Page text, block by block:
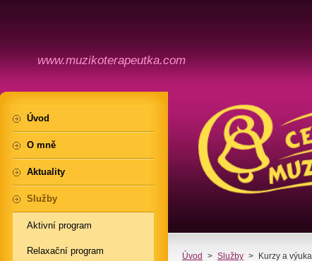
www.muzikoterapeutka.com
Úvod > Služby > Kurzy a výuka
Úvod
O mně
Aktuality
Služby
Aktivní program
Relaxační program